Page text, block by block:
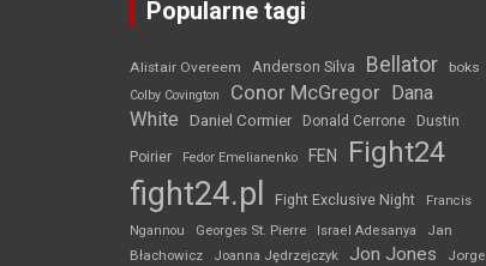
Popularne tagi
Alistair Overeem Anderson Silva Bellator boks
Colby Covington Conor McGregor Dana
White
Daniel Cormier Donald Cerrone Dustin
Poirier Fedor Emelianenko FEN Fight24
fight24.pl Fight Exclusive Night
Francis
Ngannou
Georges St. Pierre Israel Adesanya
Jan
Błachowicz
Joanna Jędrzejczyk Jon Jones
Jorge